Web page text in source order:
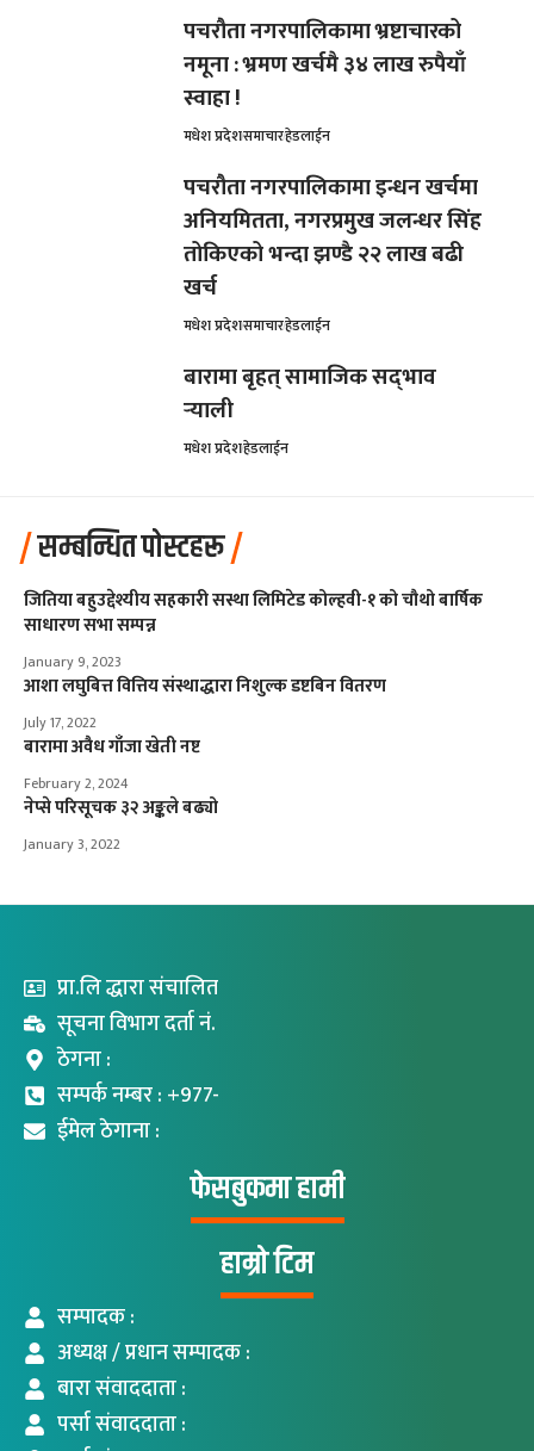
पचरौता नगरपालिकामा भ्रष्टाचारको
नमूना : भ्रमण खर्चमै ३४ लाख रुपैयाँ
स्वाहा !
मधेश प्रदेशसमाचारहेडलाईन
पचरौता नगरपालिकामा इन्धन खर्चमा
अनियमितता, नगरप्रमुख जलन्धर सिंह
तोकिएको भन्दा झण्डै २२ लाख बढी
खर्च
मधेश प्रदेशसमाचारहेडलाईन
बारामा बृहत् सामाजिक सद्‌भाव
र्‍याली
मधेश प्रदेशहेडलाईन
सम्बन्धित पोस्टहरू
जितिया बहुउद्देश्यीय सहकारी सस्था लिमिटेड कोल्हवी-१ को चौथो बार्षिक
साधारण सभा सम्पन्न
January 9, 2023
आशा लघुबित्त वित्तिय संस्थाद्धारा निशुल्क डष्टबिन वितरण
July 17, 2022
बारामा अवैध गाँजा खेती नष्ट
February 2, 2024
नेप्से परिसूचक ३२ अङ्कले बढ्यो
January 3, 2022
प्रा.लि द्धारा संचालित
सूचना विभाग दर्ता नं.
ठेगना :
सम्पर्क नम्बर : +977-
ईमेल ठेगाना :
फेसबुकमा हामी
हाम्रो टिम
सम्पादक :
अध्यक्ष / प्रधान सम्पादक :
बारा संवाददाता :
पर्सा संवाददाता :